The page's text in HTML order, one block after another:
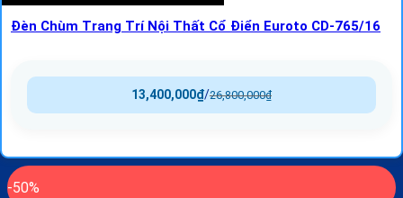
Đèn Chùm Trang Trí Nội Thất Cổ Điển Euroto CD-765/16
26,800,000₫
/
13,400,000₫
-50%